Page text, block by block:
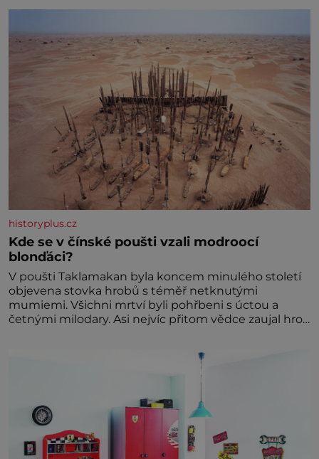
historyplus.cz
Kde se v čínské poušti vzali modroocí
blonďáci?
V poušti Taklamakan byla koncem minulého století
objevena stovka hrobů s téměř netknutými
mumiemi. Všichni mrtví byli pohřbeni s úctou a
četnými milodary. Asi nejvíc přitom vědce zaujal hrob
dávných lidí nesmírně dobře zachovalá, přičítají
odborníci zdejším klimatickým podmínkám. Sucho,